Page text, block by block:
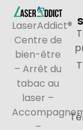
LaserAddict®
Centre de
bien-être
– Arrêt du
tabac au
laser –
–